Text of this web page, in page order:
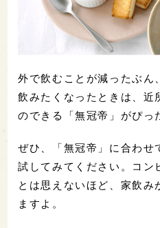
外で飲むことが減ったぶん
飲みたくなったときは、近
のできる「無冠帝」がぴっ
ぜひ、「無冠帝」に合わせ
試してみてください。コン
とは思えないほど、家飲み
ますよ。